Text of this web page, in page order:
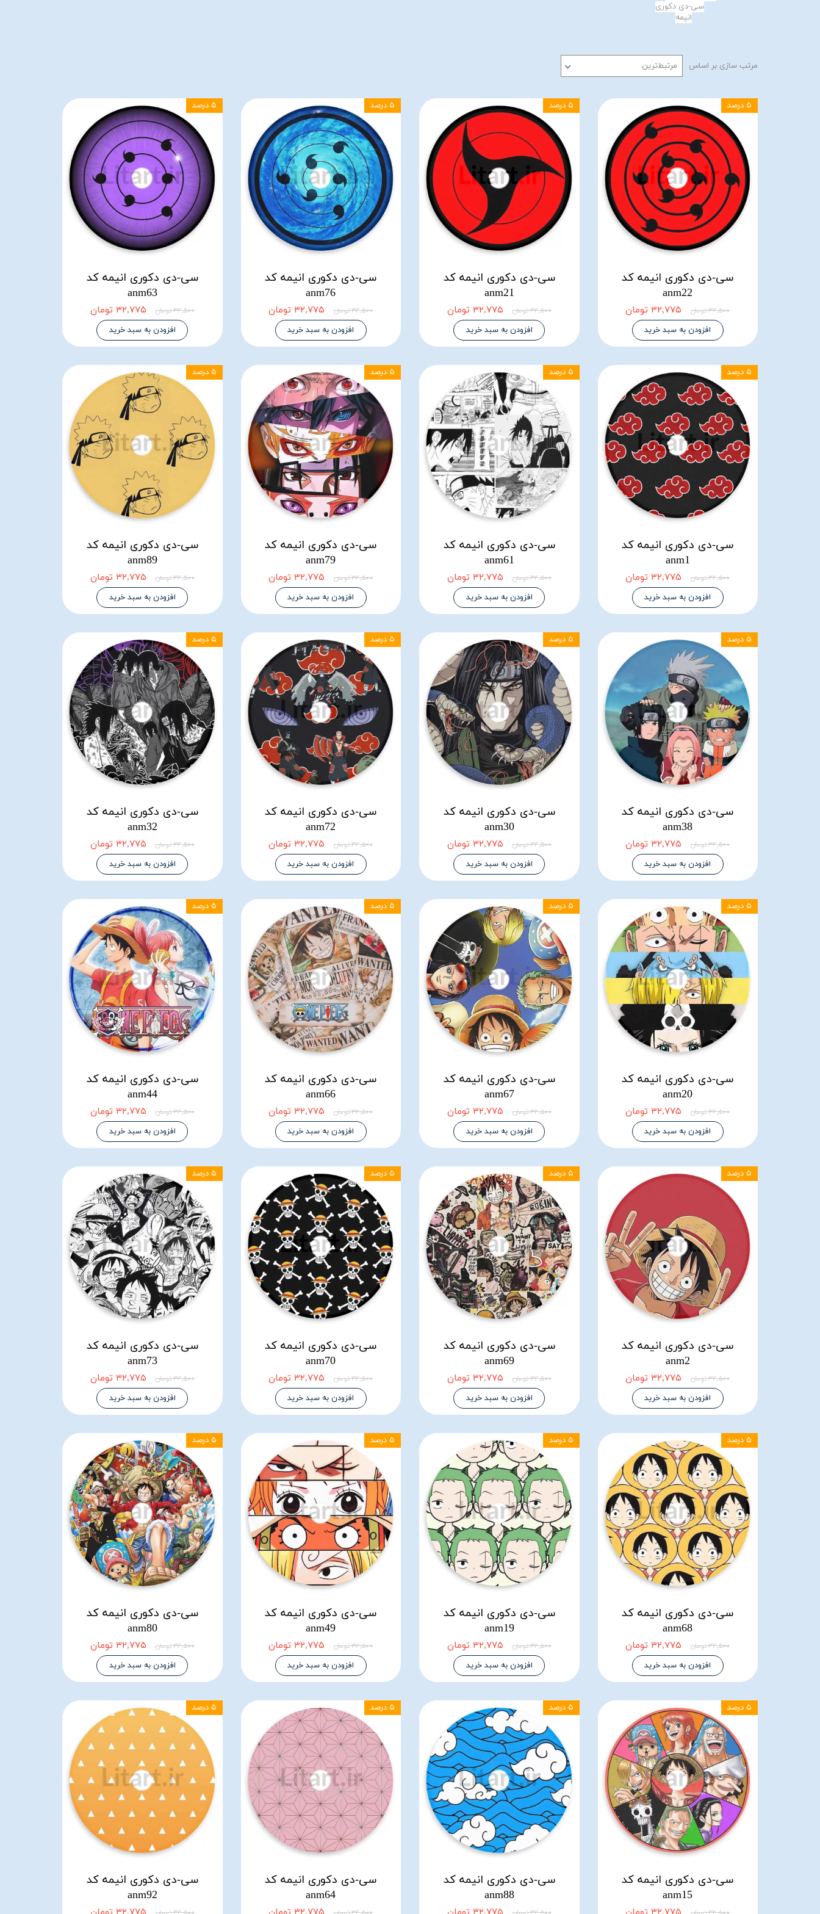
مرتب سازی بر اساس مرتبط‌ترین
سی-دی دکوری انیمه کد
anm22
۳۴,۵۰۰ تومان ۳۲,۷۷۵ تومان
افزودن به سبد خرید
۵ درصد
سی-دی دکوری انیمه کد
anm21
۳۴,۵۰۰ تومان ۳۲,۷۷۵ تومان
افزودن به سبد خرید
۵ درصد
سی-دی دکوری انیمه کد
anm76
۳۴,۵۰۰ تومان ۳۲,۷۷۵ تومان
افزودن به سبد خرید
۵ درصد
سی-دی دکوری انیمه کد
anm63
۳۴,۵۰۰ تومان ۳۲,۷۷۵ تومان
افزودن به سبد خرید
۵ درصد
سی-دی دکوری انیمه کد
anm1
۳۴,۵۰۰ تومان ۳۲,۷۷۵ تومان
افزودن به سبد خرید
۵ درصد
سی-دی دکوری انیمه کد
anm61
۳۴,۵۰۰ تومان ۳۲,۷۷۵ تومان
افزودن به سبد خرید
۵ درصد
سی-دی دکوری انیمه کد
anm79
۳۴,۵۰۰ تومان ۳۲,۷۷۵ تومان
افزودن به سبد خرید
۵ درصد
سی-دی دکوری انیمه کد
anm89
۳۴,۵۰۰ تومان ۳۲,۷۷۵ تومان
افزودن به سبد خرید
۵ درصد
سی-دی دکوری انیمه کد
anm38
۳۴,۵۰۰ تومان ۳۲,۷۷۵ تومان
افزودن به سبد خرید
۵ درصد
سی-دی دکوری انیمه کد
anm30
۳۴,۵۰۰ تومان ۳۲,۷۷۵ تومان
افزودن به سبد خرید
۵ درصد
سی-دی دکوری انیمه کد
anm72
۳۴,۵۰۰ تومان ۳۲,۷۷۵ تومان
افزودن به سبد خرید
۵ درصد
سی-دی دکوری انیمه کد
anm32
۳۴,۵۰۰ تومان ۳۲,۷۷۵ تومان
افزودن به سبد خرید
۵ درصد
سی-دی دکوری انیمه کد
anm20
۳۴,۵۰۰ تومان ۳۲,۷۷۵ تومان
افزودن به سبد خرید
۵ درصد
سی-دی دکوری انیمه کد
anm67
۳۴,۵۰۰ تومان ۳۲,۷۷۵ تومان
افزودن به سبد خرید
۵ درصد
سی-دی دکوری انیمه کد
anm66
۳۴,۵۰۰ تومان ۳۲,۷۷۵ تومان
افزودن به سبد خرید
۵ درصد
سی-دی دکوری انیمه کد
anm44
۳۴,۵۰۰ تومان ۳۲,۷۷۵ تومان
افزودن به سبد خرید
۵ درصد
سی-دی دکوری انیمه کد
anm2
۳۴,۵۰۰ تومان ۳۲,۷۷۵ تومان
افزودن به سبد خرید
۵ درصد
سی-دی دکوری انیمه کد
anm69
۳۴,۵۰۰ تومان ۳۲,۷۷۵ تومان
افزودن به سبد خرید
۵ درصد
سی-دی دکوری انیمه کد
anm70
۳۴,۵۰۰ تومان ۳۲,۷۷۵ تومان
افزودن به سبد خرید
۵ درصد
سی-دی دکوری انیمه کد
anm73
۳۴,۵۰۰ تومان ۳۲,۷۷۵ تومان
افزودن به سبد خرید
۵ درصد
سی-دی دکوری انیمه کد
anm68
۳۴,۵۰۰ تومان ۳۲,۷۷۵ تومان
افزودن به سبد خرید
۵ درصد
سی-دی دکوری انیمه کد
anm19
۳۴,۵۰۰ تومان ۳۲,۷۷۵ تومان
افزودن به سبد خرید
۵ درصد
سی-دی دکوری انیمه کد
anm49
۳۴,۵۰۰ تومان ۳۲,۷۷۵ تومان
افزودن به سبد خرید
۵ درصد
سی-دی دکوری انیمه کد
anm80
۳۴,۵۰۰ تومان ۳۲,۷۷۵ تومان
افزودن به سبد خرید
۵ درصد
سی-دی دکوری انیمه کد
anm15
۵ درصد
سی-دی دکوری انیمه کد
anm88
۵ درصد
سی-دی دکوری انیمه کد
anm64
۵ درصد
سی-دی دکوری انیمه کد
anm92
۵ درصد
سی-دی دکوری
انیمه